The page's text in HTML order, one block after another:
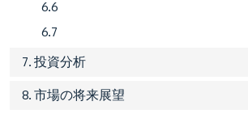
6.6
6.7
7. 投資分析
8. 市場の将来展望